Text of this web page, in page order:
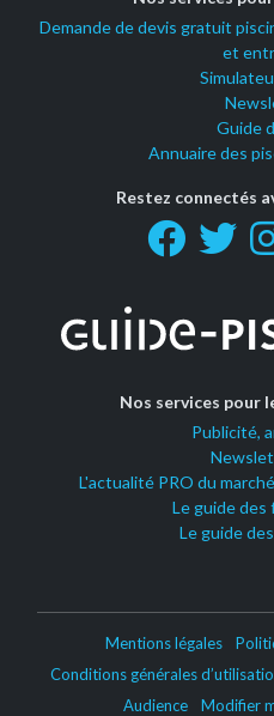
Demande de devis gratuit
et
Guide
Annuaire des
Restez connectés
Nos services pour
Publicité,
L'actualité PRO du
Le guide des
Le guide
Mentions légales
Conditions générales
Audience
Modifier